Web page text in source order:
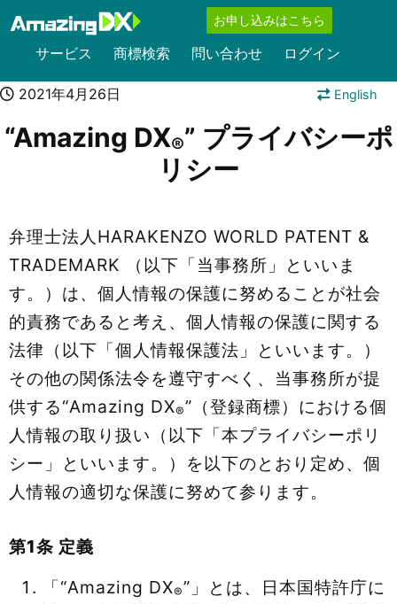
お申し込みはこちら
サービス 商標検索 問い合わせ ログイン
2021年4月26日 English
“Amazing DX®” プライバシーポ
リシー
弁理士法人HARAKENZO WORLD PATENT &
TRADEMARK （以下「当事務所」といいま
す。）は、個人情報の保護に努めることが社会
的責務であると考え、個人情報の保護に関する
法律（以下「個人情報保護法」といいます。）
その他の関係法令を遵守すべく、当事務所が提
供する“Amazing DX®”（登録商標）における個
人情報の取り扱い（以下「本プライバシーポリ
シー」といいます。）を以下のとおり定め、個
人情報の適切な保護に努めて参ります。
第1条 定義
「“Amazing DX®”」とは、日本国特許庁に